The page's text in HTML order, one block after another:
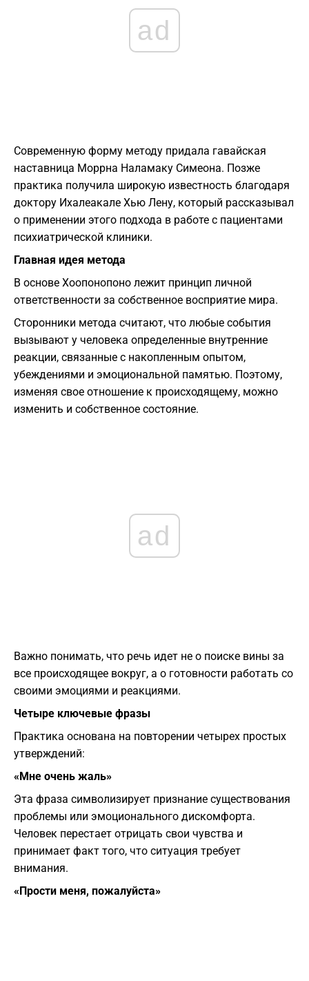
ad
Современную форму методу придала гавайская
наставница Моррна Наламаку Симеона. Позже
практика получила широкую известность благодаря
доктору Ихалеакале Хью Лену, который рассказывал
о применении этого подхода в работе с пациентами
психиатрической клиники.
Главная идея метода
В основе Хоопонопоно лежит принцип личной
ответственности за собственное восприятие мира.
Сторонники метода считают, что любые события
вызывают у человека определенные внутренние
реакции, связанные с накопленным опытом,
убеждениями и эмоциональной памятью. Поэтому,
изменяя свое отношение к происходящему, можно
изменить и собственное состояние.
ad
Важно понимать, что речь идет не о поиске вины за
все происходящее вокруг, а о готовности работать со
своими эмоциями и реакциями.
Четыре ключевые фразы
Практика основана на повторении четырех простых
утверждений:
«Мне очень жаль»
Эта фраза символизирует признание существования
проблемы или эмоционального дискомфорта.
Человек перестает отрицать свои чувства и
принимает факт того, что ситуация требует
внимания.
«Прости меня, пожалуйста»